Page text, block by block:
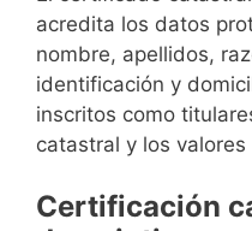
acredita los datos
nombre, apellidos,
identificación y
inscritos como
catastral y los
Certificación